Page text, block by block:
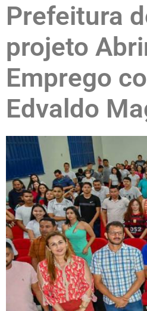
Prefeitura
projeto
Emprego
Edvaldo